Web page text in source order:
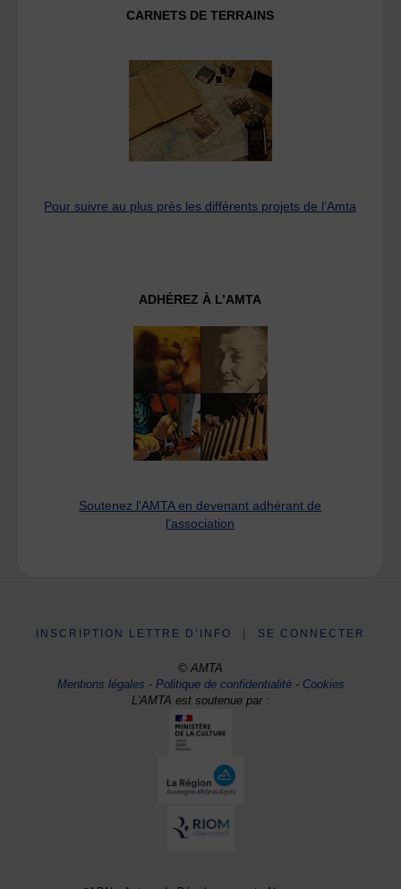
CARNETS DE TERRAINS
Pour suivre au plus près les différents projets de l’Amta
ADHÉREZ À L’AMTA
Soutenez l'AMTA en devenant adhérant de
l'association
INSCRIPTION LETTRE D’INFO SE CONNECTER
© AMTA
Mentions légales -Politique de confidentialité- Cookies
L'AMTA est soutenue par :